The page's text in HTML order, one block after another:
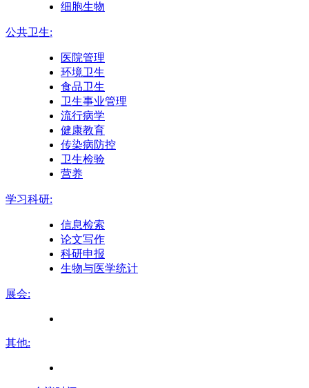
细胞生物
公共卫生:
医院管理
环境卫生
食品卫生
卫生事业管理
流行病学
健康教育
传染病防控
卫生检验
营养
学习科研:
信息检索
论文写作
科研申报
生物与医学统计
展会:
其他: